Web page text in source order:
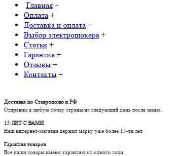
Главная +
Оплата +
Доставка и оплата +
Выбор электрошокера +
Статьи +
Гарантия +
Отзывы +
Контакты +
Доставка по Ставрополю и РФ
Отправим в любую точку страны на следующий день после заказа.
15 ЛЕТ С ВАМИ
Наш интернет-магазин держит марку уже более 15-ти лет.
Гарантия товаров
Все наши товары имеют гарантию от одного года